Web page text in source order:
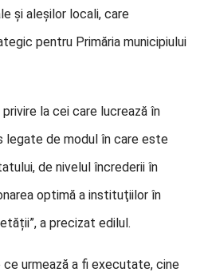
și aleșilor locali, care
pentru Primăria municipiului
la cei care lucrează în
legate de modul în care este
de nivelul încrederii în
optimă a instituţiilor în
a precizat edilul.
urmează a fi executate, cine